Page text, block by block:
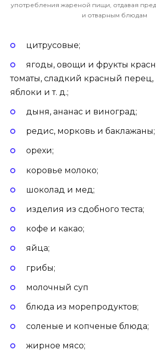
употребления жареной пищи, отдавая
и отварным блюдам
цитрусовые;
ягоды, овощи и фрукты
томаты, сладкий красный перец,
яблоки и т. д.;
дыня, ананас и виноград;
редис, морковь и баклажаны;
орехи;
коровье молоко;
шоколад и мед;
изделия из сдобного теста;
кофе и какао;
яйца;
грибы;
молочный суп
блюда из морепродуктов;
соленые и копченые блюда;
жирное мясо;